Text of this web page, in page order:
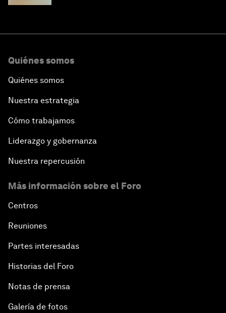
Quiénes somos
Quiénes somos
Nuestra estrategia
Cómo trabajamos
Liderazgo y gobernanza
Nuestra repercusión
Más información sobre el Foro
Centros
Reuniones
Partes interesadas
Historias del Foro
Notas de prensa
Galería de fotos